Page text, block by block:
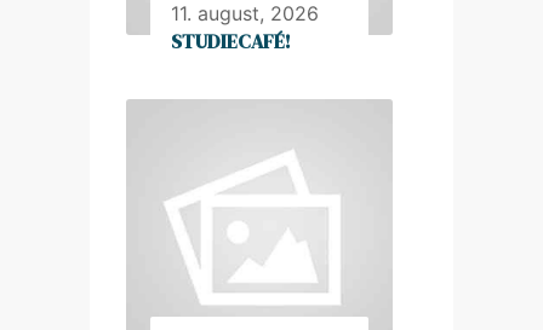
11. august, 2026
STUDIECAFÉ!